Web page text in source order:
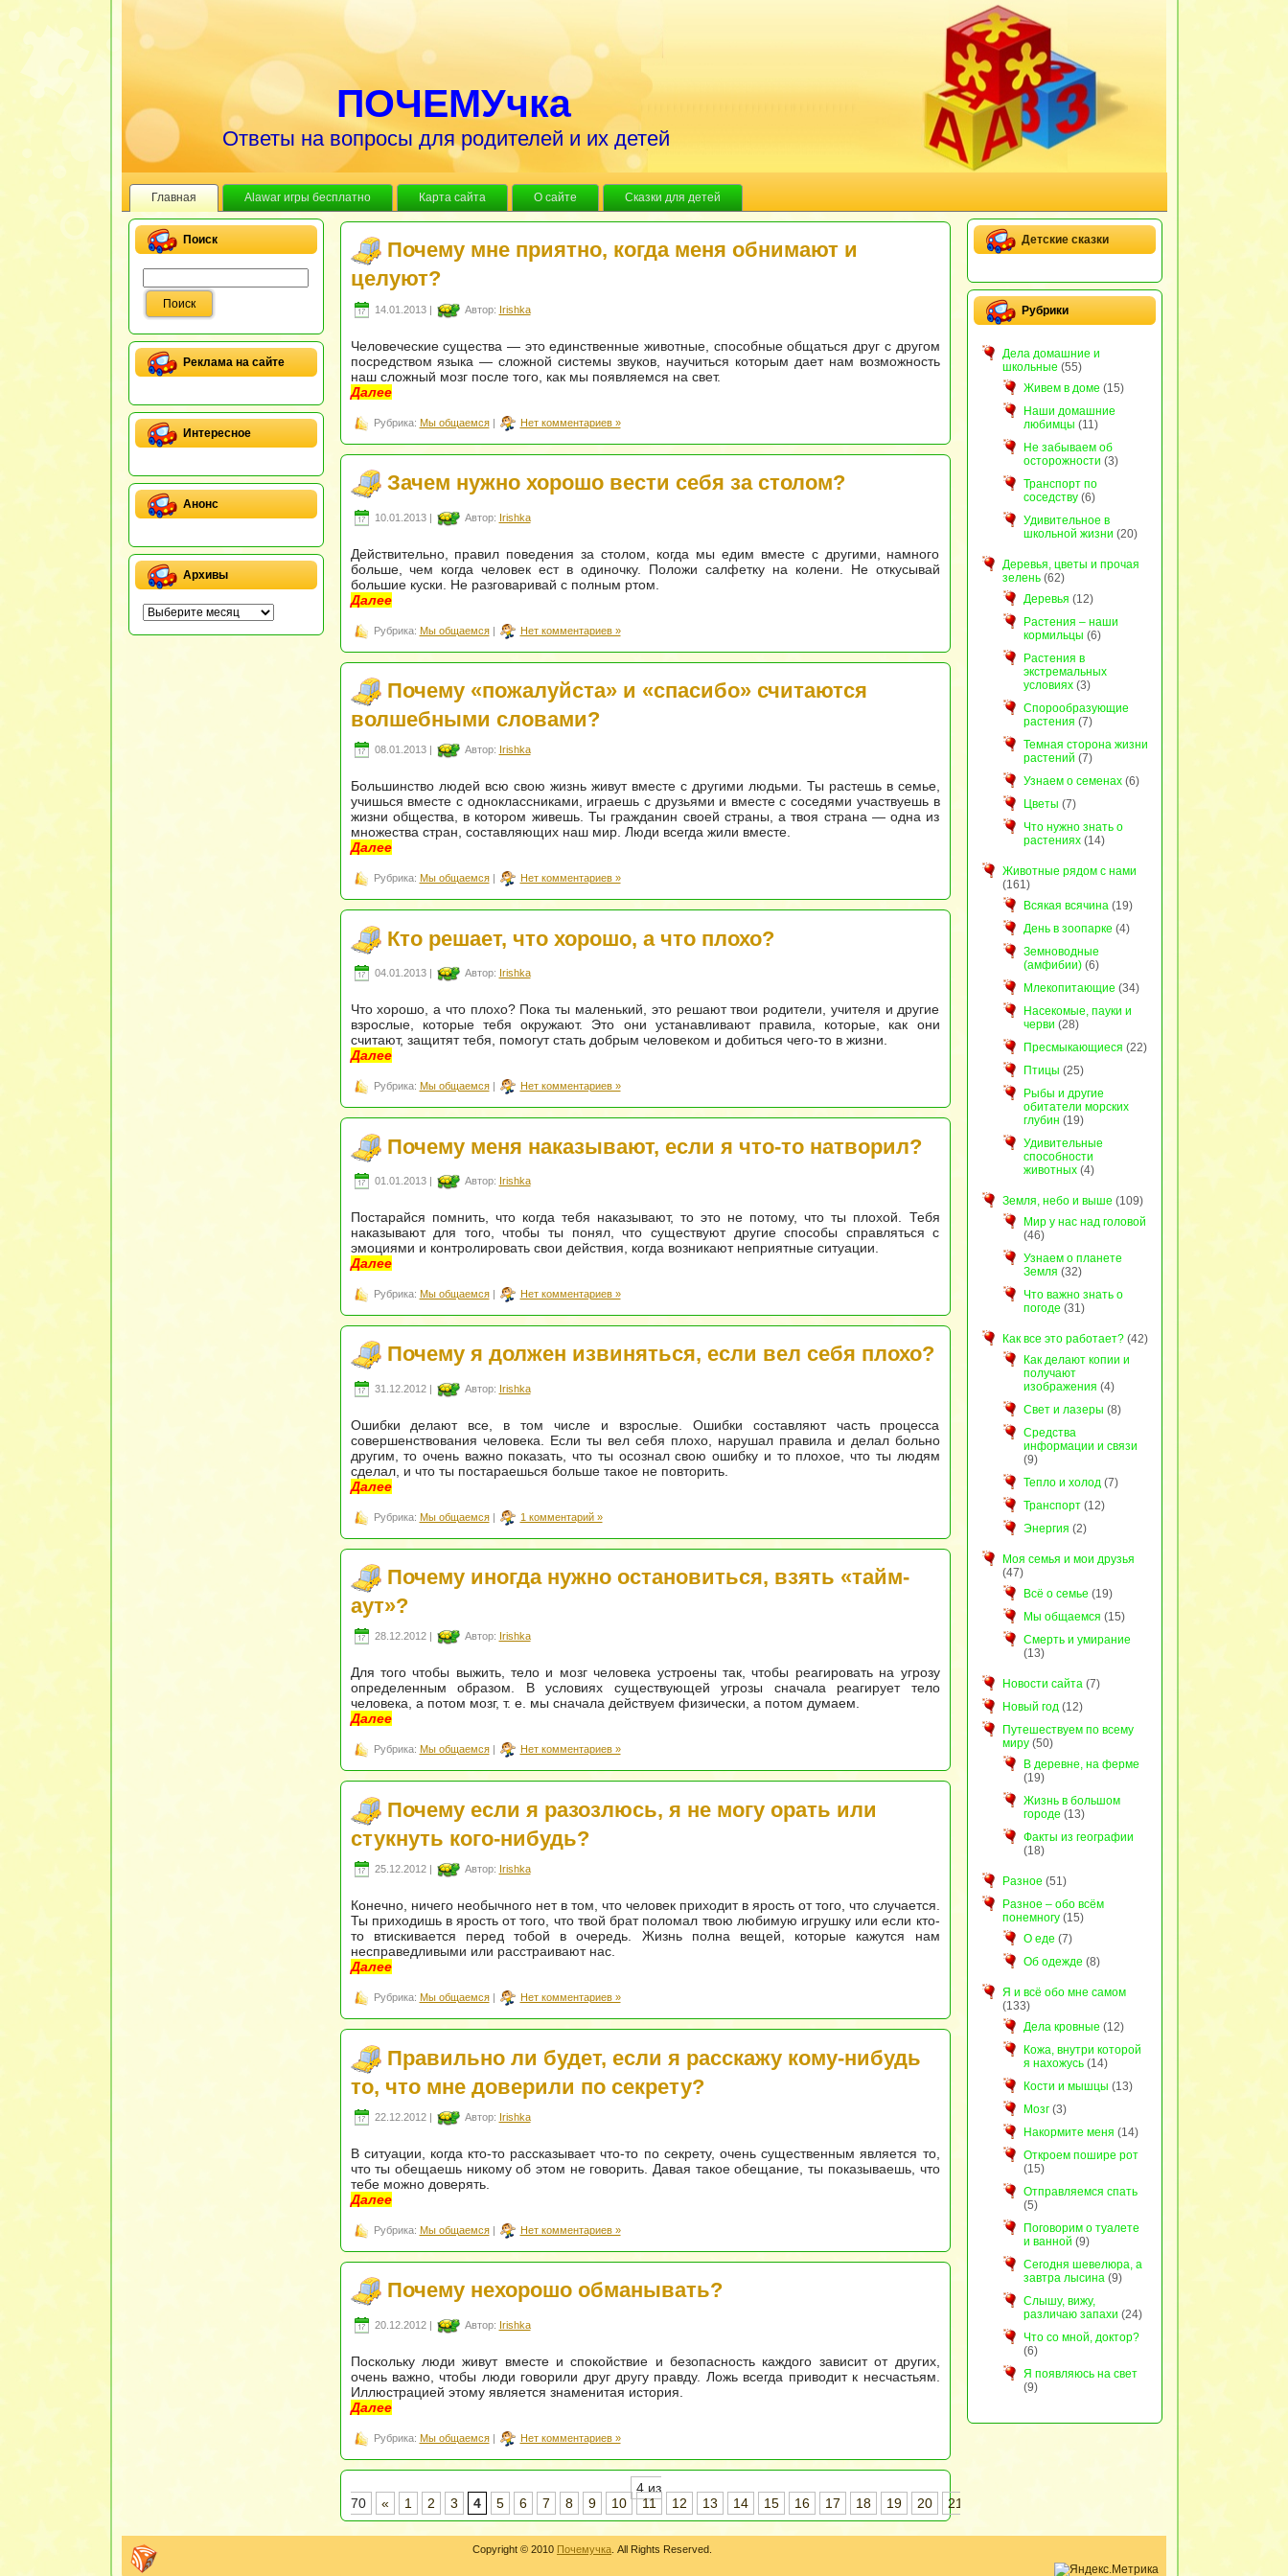
ПОЧЕМУчка
Ответы на вопросы для родителей и их детей
Главная Alawar игры бесплатно Карта сайта О сайте Сказки для детей
Поиск
Реклама на сайте
Интересное
Анонс
Архивы
Почему мне приятно, когда меня обнимают и
целуют?
14.01.2013 | Автор: Irishka
Человеческие существа — это единственные животные, способные общаться друг с другом
посредством языка — сложной системы звуков, научиться которым дает нам возможность
наш сложный мозг после того, как мы появляемся на свет.
Далее
Рубрика: Мы общаемся| Нет комментариев »
Зачем нужно хорошо вести себя за столом?
10.01.2013 | Автор: Irishka
Действительно, правил поведения за столом, когда мы едим вместе с другими, намного
больше, чем когда человек ест в одиночку. Положи салфетку на колени. Не откусывай
большие куски. Не разговаривай с полным ртом.
Далее
Рубрика: Мы общаемся| Нет комментариев »
Почему «пожалуйста» и «спасибо» считаются
волшебными словами?
08.01.2013 | Автор: Irishka
Большинство людей всю свою жизнь живут вместе с другими людьми. Ты растешь в семье,
учишься вместе с одноклассниками, играешь с друзьями и вместе с соседями участвуешь в
жизни общества, в котором живешь. Ты гражданин своей страны, а твоя страна — одна из
множества стран, составляющих наш мир. Люди всегда жили вместе.
Далее
Рубрика: Мы общаемся| Нет комментариев »
Кто решает, что хорошо, а что плохо?
04.01.2013 | Автор: Irishka
Что хорошо, а что плохо? Пока ты маленький, это решают твои родители, учителя и другие
взрослые, которые тебя окружают. Это они устанавливают правила, которые, как они
считают, защитят тебя, помогут стать добрым человеком и добиться чего-то в жизни.
Далее
Рубрика: Мы общаемся| Нет комментариев »
Почему меня наказывают, если я что-то натворил?
01.01.2013 | Автор: Irishka
Постарайся помнить, что когда тебя наказывают, то это не потому, что ты плохой. Тебя
наказывают для того, чтобы ты понял, что существуют другие способы справляться с
эмоциями и контролировать свои действия, когда возникают неприятные ситуации.
Далее
Рубрика: Мы общаемся| Нет комментариев »
Почему я должен извиняться, если вел себя плохо?
31.12.2012 | Автор: Irishka
Ошибки делают все, в том числе и взрослые. Ошибки составляют часть процесса
совершенствования человека. Если ты вел себя плохо, нарушал правила и делал больно
другим, то очень важно показать, что ты осознал свою ошибку и то плохое, что ты людям
сделал, и что ты постараешься больше такое не повторить.
Далее
Рубрика: Мы общаемся| 1 комментарий »
Почему иногда нужно остановиться, взять «тайм-
аут»?
28.12.2012 | Автор: Irishka
Для того чтобы выжить, тело и мозг человека устроены так, чтобы реагировать на угрозу
определенным образом. В условиях существующей угрозы сначала реагирует тело
человека, а потом мозг, т. е. мы сначала действуем физически, а потом думаем.
Далее
Рубрика: Мы общаемся| Нет комментариев »
Почему если я разозлюсь, я не могу орать или
стукнуть кого-нибудь?
25.12.2012 | Автор: Irishka
Конечно, ничего необычного нет в том, что человек приходит в ярость от того, что случается.
Ты приходишь в ярость от того, что твой брат поломал твою любимую игрушку или если кто-
то втискивается перед тобой в очередь. Жизнь полна вещей, которые кажутся нам
несправедливыми или расстраивают нас.
Далее
Рубрика: Мы общаемся| Нет комментариев »
Правильно ли будет, если я расскажу кому-нибудь
то, что мне доверили по секрету?
22.12.2012 | Автор: Irishka
В ситуации, когда кто-то рассказывает что-то по секрету, очень существенным является то,
что ты обещаешь никому об этом не говорить. Давая такое обещание, ты показываешь, что
тебе можно доверять.
Далее
Рубрика: Мы общаемся| Нет комментариев »
Почему нехорошо обманывать?
20.12.2012 | Автор: Irishka
Поскольку люди живут вместе и спокойствие и безопасность каждого зависит от других,
очень важно, чтобы люди говорили друг другу правду. Ложь всегда приводит к несчастьям.
Иллюстрацией этому является знаменитая история.
Далее
Рубрика: Мы общаемся| Нет комментариев »
4 из
70
« 1 2 3 4 5 6 7 8 9 10 11 12 13 14 15 16 17 18 19 20 21
Детские сказки
Рубрики
Дела домашние и
школьные (55)
Живем в доме (15)
Наши домашние
любимцы (11)
Не забываем об
осторожности (3)
Транспорт по
соседству(6)
Удивительное в
школьной жизни (20)
Деревья, цветы и прочая
зелень(62)
Деревья (12)
Растения – наши
кормильцы (6)
Растения в
экстремальных
условиях(3)
Спорообразующие
растения (7)
Темная сторона жизни
растений (7)
Узнаем о семенах(6)
Цветы (7)
Что нужно знать о
растениях(14)
Животные рядом с нами
(161)
Всякая всячина(19)
День в зоопарке (4)
Земноводные
(амфибии)(6)
Млекопитающие (34)
Насекомые, пауки и
черви (28)
Пресмыкающиеся (22)
Птицы (25)
Рыбы и другие
обитатели морских
глубин (19)
Удивительные
способности
животных(4)
Земля, небо и выше (109)
Мир у нас над головой
(46)
Узнаем о планете
Земля (32)
Что важно знать о
погоде (31)
Как все это работает?(42)
Как делают копии и
получают
изображения (4)
Свет и лазеры (8)
Средства
информации и связи
(9)
Тепло и холод(7)
Транспорт(12)
Энергия (2)
Моя семья и мои друзья
(47)
Всё о семье (19)
Мы общаемся (15)
Смерть и умирание
(13)
Новости сайта(7)
Новый год(12)
Путешествуем по всему
миру(50)
В деревне, на ферме
(19)
Жизнь в большом
городе (13)
Факты из географии
(18)
Разное (51)
Разное – обо всём
понемногу(15)
О еде (7)
Об одежде (8)
Я и всё обо мне самом
(133)
Дела кровные (12)
Кожа, внутри которой
я нахожусь(14)
Кости и мышцы (13)
Мозг(3)
Накормите меня (14)
Откроем пошире рот
(15)
Отправляемся спать
(5)
Поговорим о туалете
и ванной (9)
Сегодня шевелюра, а
завтра лысина(9)
Слышу, вижу,
различаю запахи (24)
Что со мной, доктор?
(6)
Я появляюсь на свет
(9)
Copyright © 2010 Почемучка . All Rights Reserved.